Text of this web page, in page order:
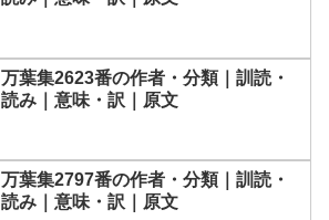
万葉集2623番の作者・分類｜訓読・
読み｜意味・訳｜原文
万葉集2797番の作者・分類｜訓読・
読み｜意味・訳｜原文